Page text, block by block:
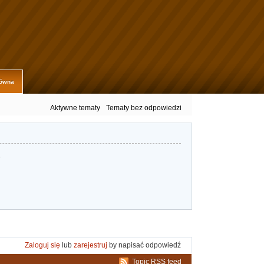
Aktywne tematy Tematy bez odpowiedzi
Zaloguj się lub zarejestruj by napisać odpowiedź
Topic RSS feed